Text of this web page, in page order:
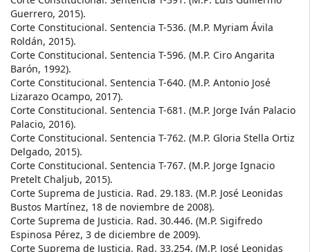
Guerrero, 2015).
Corte Constitucional. Sentencia T-536. (M.P. Myriam Ávila
Roldán, 2015).
Corte Constitucional. Sentencia T-596. (M.P. Ciro Angarita
Barón, 1992).
Corte Constitucional. Sentencia T-640. (M.P. Antonio José
Lizarazo Ocampo, 2017).
Corte Constitucional. Sentencia T-681. (M.P. Jorge Iván Palacio
Palacio, 2016).
Corte Constitucional. Sentencia T-762. (M.P. Gloria Stella Ortiz
Delgado, 2015).
Corte Constitucional. Sentencia T-767. (M.P. Jorge Ignacio
Pretelt Chaljub, 2015).
Corte Suprema de Justicia. Rad. 29.183. (M.P. José Leonidas
Bustos Martínez, 18 de noviembre de 2008).
Corte Suprema de Justicia. Rad. 30.446. (M.P. Sigifredo
Espinosa Pérez, 3 de diciembre de 2009).
Corte Suprema de Justicia. Rad. 33.254. (M.P. José Leonidas